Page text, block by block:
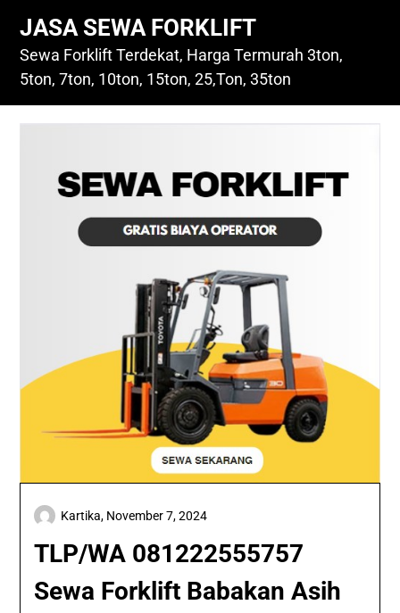
content
JASA SEWA FORKLIFT
Sewa Forklift Terdekat, Harga Termurah 3ton,
5ton, 7ton, 10ton, 15ton, 25,Ton, 35ton
TLP/WA 081222555757
Sewa Forklift Babakan Asih
Kartika, November 7, 2024